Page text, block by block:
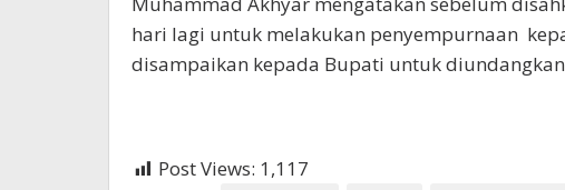
hari lagi untuk melakukan penyempurnaan
disampaikan kepada Bupati untuk
Post Views: 1,117